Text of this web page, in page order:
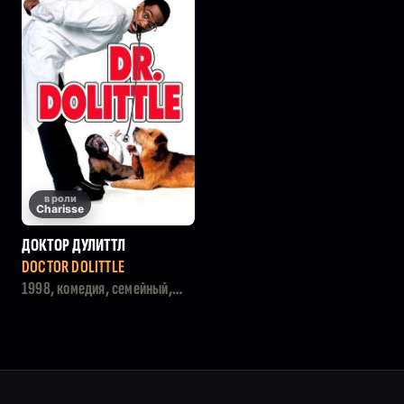
в роли
Charisse
ДОКТОР ДУЛИТТЛ
DOCTOR DOLITTLE
1998, комедия, семейный,